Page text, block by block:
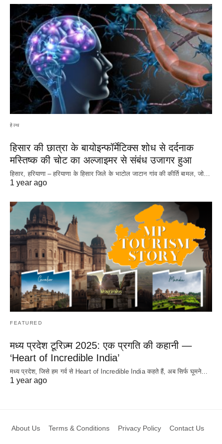
हेल्थ
हिसार की छात्रा के बायोइन्फॉर्मेटिक्स शोध से दर्दनाक
मस्तिष्क की चोट का अल्जाइमर से संबंध उजागर हुआ
हिसार, हरियाणा – हरियाणा के हिसार जिले के भाटोल जाटान गांव की कीर्ति बामल, जो…
1 year ago
FEATURED
मध्य प्रदेश टूरिज़्म 2025: एक प्रगति की कहानी —
‘Heart of Incredible India’
मध्य प्रदेश, जिसे हम गर्व से Heart of Incredible India कहते हैं, अब सिर्फ घूमने…
1 year ago
About Us Terms & Conditions Privacy Policy Contact Us